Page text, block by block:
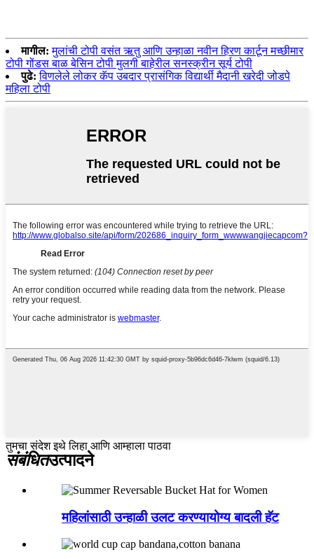
मागील: मुलांची टोपी वसंत ऋतु आणि उन्हाळा नवीन हिरण कार्टून मच्छीमार
टोपी गोंडस बाळ बेसिन टोपी मुलगी बाहेरील सनस्क्रीन सूर्य टोपी
पुढे: विणलेले लोकर कॅप उबदार प्रासंगिक विद्यार्थी मैदानी खरेदी जोडपे
महिला टोपी
तुमचा संदेश इथे लिहा आणि आम्हाला पाठवा
संबंधितउत्पादने
महिलांसाठी उन्हाळी उलट करण्यायोग्य बादली हॅट